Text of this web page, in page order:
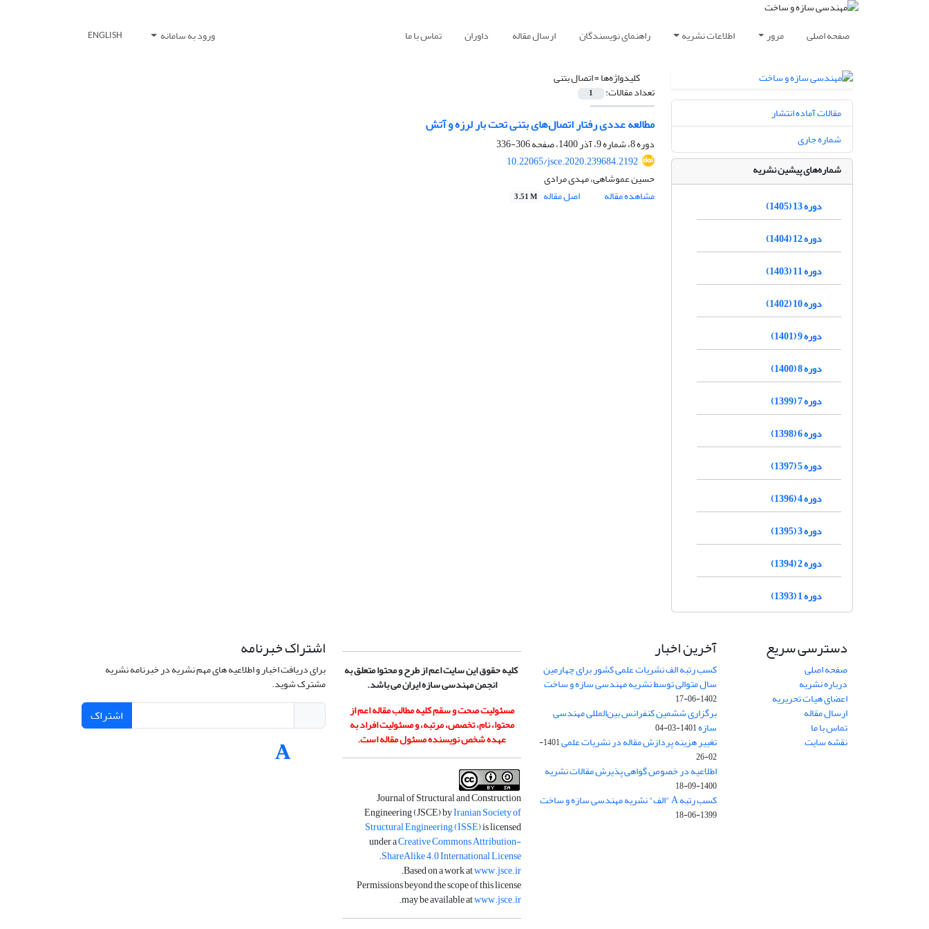
صفحه اصلی مرور اطلاعات نشریه راهنمای نویسندگان ارسال مقاله داوران تماس با ما ورود به سامانه ENGLISH
کلیدواژه‌ها =اتصال بتنی
تعداد مقالات: 1
مطالعه عددی رفتار اتصال‌های بتنی تحت بار لرزه و آتش
دوره 8، شماره 9، آذر 1400، صفحه
306-336
10.22065/jsce.2020.239684.2192
حسین عموشاهی، مهدی مرادی
مشاهده مقاله
اصل مقاله 3.51 M
مقالات آماده انتشار
شماره جاری
شماره‌های پیشین نشریه
دوره 13 (1405)
دوره 12 (1404)
دوره 11 (1403)
دوره 10 (1402)
دوره 9 (1401)
دوره 8 (1400)
دوره 7 (1399)
دوره 6 (1398)
دوره 5 (1397)
دوره 4 (1396)
دوره 3 (1395)
دوره 2 (1394)
دوره 1 (1393)
دسترسی سریع
صفحه اصلی
درباره نشریه
اعضای هیات تحریریه
ارسال مقاله
تماس با ما
نقشه سایت
آخرین اخبار
کسب رتبه الف نشریات علمی کشور برای چهارمین
سال متوالی توسط نشریه مهندسی سازه و ساخت
1402-06-17
برگزاری ششمین کنفرانس بین‌المللی مهندسی
سازه1401-03-04
تغییر هزینه پردازش مقاله در نشریات علمی
1401-
02-26
اطلاعیه در خصوص گواهی پذیرش مقالات نشریه
1400-09-18
کسب رتبه A "الف" نشریه مهندسی سازه و ساخت
1399-06-18
کلیه حقوق این سایت اعم از طرح و محتوا متعلق به
انجمن مهندسی سازه ایران می باشد.
مسئولیت صحت و سقم کلیه مطالب مقاله اعم از
محتوا، نام، تخصص، مرتبه، و مسئولیت افراد به
عهده شخص نویسنده مسئول مقاله است.
Journal of Structural and Construction
Engineering (JSCE) byIranian Society of
Structural Engineering (ISSE)is licensed
under aCreative Commons Attribution-
ShareAlike 4.0 International License
.
Based on a work atwww.jsce.ir
.
Permissions beyond the scope of this license
may be available atwww.jsce.ir
.
اشتراک خبرنامه
برای دریافت اخبار و اطلاعیه های مهم نشریه در خبرنامه نشریه
مشترک شوید.
اشتراک